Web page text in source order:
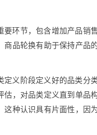
要环节，包含增加产品销
商品轮换有助于保持产品
定义阶段定义好的品类分
估，对品类定义直到单品
这种认识具有片面性，因